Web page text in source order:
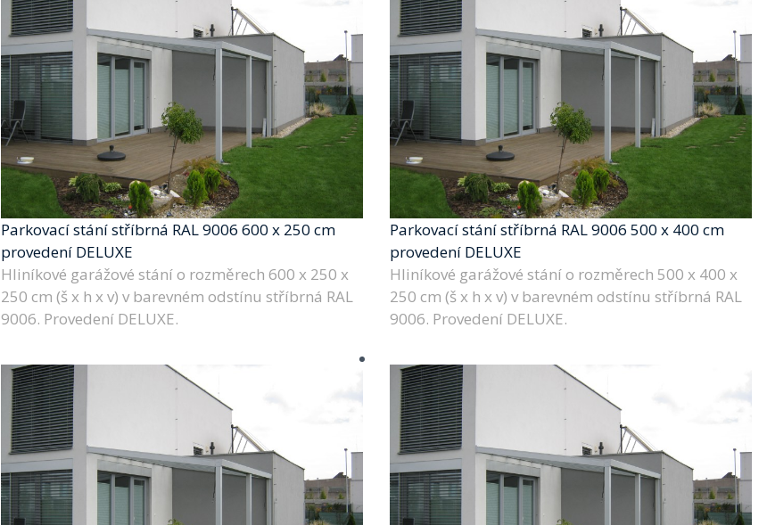
Parkovací stání stříbrná RAL 9006 600 x 250 cm
provedení DELUXE
Hliníkové garážové stání o rozměrech 600 x 250 x
250 cm (š x h x v) v barevném odstínu stříbrná RAL
9006. Provedení DELUXE.
Parkovací stání stříbrná RAL 9006 500 x 400 cm
provedení DELUXE
Hliníkové garážové stání o rozměrech 500 x 400 x
250 cm (š x h x v) v barevném odstínu stříbrná RAL
9006. Provedení DELUXE.